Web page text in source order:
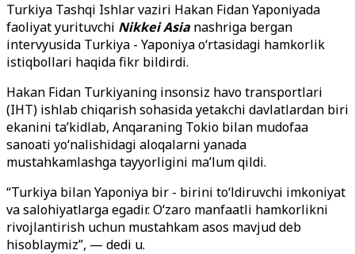
Turkiya Tashqi Ishlar vaziri Hakan Fidan Yaponiyada
faoliyat yurituvchi Nikkei Asia nashriga bergan
intervyusida Turkiya - Yaponiya o‘rtasidagi hamkorlik
istiqbollari haqida fikr bildirdi.
Hakan Fidan Turkiyaning insonsiz havo transportlari
(IHT) ishlab chiqarish sohasida yetakchi davlatlardan biri
ekanini ta’kidlab, Anqaraning Tokio bilan mudofaa
sanoati yo‘nalishidagi aloqalarni yanada
mustahkamlashga tayyorligini ma’lum qildi.
“Turkiya bilan Yaponiya bir - birini to‘ldiruvchi imkoniyat
va salohiyatlarga egadir. O‘zaro manfaatli hamkorlikni
rivojlantirish uchun mustahkam asos mavjud deb
hisoblaymiz”, — dedi u.